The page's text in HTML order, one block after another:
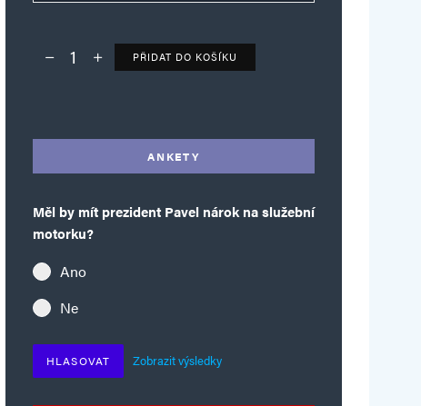
Deník TO – verze bez reklam množství
PŘIDAT DO KOŠÍKU
ANKETY
Měl by mít prezident Pavel nárok na služební
motorku?
Ano
Ne
HLASOVAT Zobrazit výsledky